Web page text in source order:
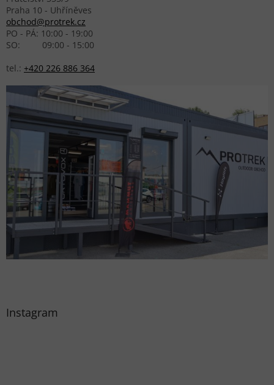
Praha 10 - Uhříněves
obchod@protrek.cz
PO - PÁ: 10:00 - 19:00
SO: 09:00 - 15:00
tel.: +420 226 886 364
Instagram